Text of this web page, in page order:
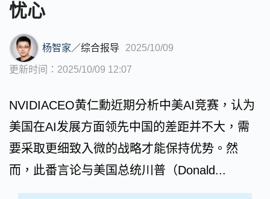
忧心
杨智家 ／综合报导 2025/10/09
更新时间：2025/10/09 12:07
NVIDIACEO黄仁勳近期分析中美AI竞赛，认为
美国在AI发展方面领先中国的差距并不大，需
要采取更细致入微的战略才能保持优势。然
而，此番言论与美国总统川普（Donald...